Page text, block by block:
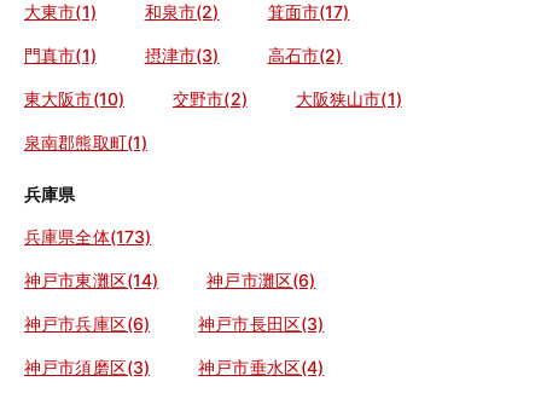
大東市(1) 和泉市(2) 箕面市(17)
門真市(1) 摂津市(3) 高石市(2)
東大阪市(10) 交野市(2) 大阪狭山市(1)
泉南郡熊取町(1)
兵庫県
兵庫県全体(173)
神戸市東灘区(14) 神戸市灘区(6)
神戸市兵庫区(6) 神戸市長田区(3)
神戸市須磨区(3) 神戸市垂水区(4)